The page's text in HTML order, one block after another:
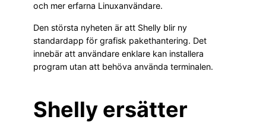
och mer erfarna Linuxanvändare.
Den största nyheten är att Shelly blir ny
standardapp för grafisk pakethantering. Det
innebär att användare enklare kan installera
program utan att behöva använda terminalen.
Shelly ersätter